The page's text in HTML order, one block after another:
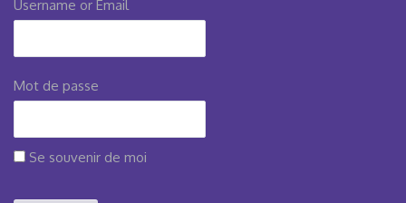
Username or Email
Mot de passe
Se souvenir de moi